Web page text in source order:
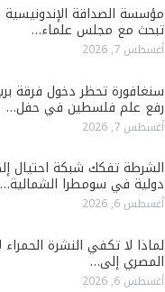
مؤسسة الصداقة الإندونيسية
تبحث مع مجلس علماء…
أغسطس 7, 2026
سنغافورة تحظر دخول فرقة
رفع علم فلسطين في حفل…
أغسطس 7, 2026
الشرطة تفكك شبكة احتيال
دولية في سومطرا الشمالية…
أغسطس 6, 2026
لماذا لا تكفي النشرة
المصري إلى…
أغسطس 6, 2026